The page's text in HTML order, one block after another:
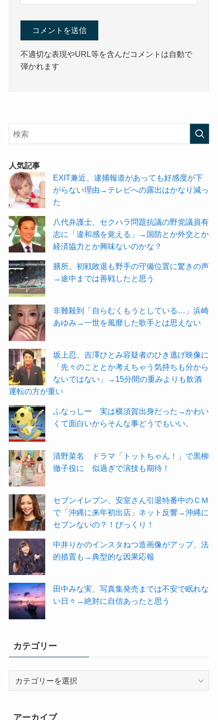
不適切な表現やURL等を含んだコメントは自動で
弾かれます
人気記事
EXIT兼近、逮捕報道があっても好感度が下
がらない理由→テレビへの露出はかなり減っ
た
八代弁護士、セクハラ問題抗議の野党議員有
志に「違和感を覚える」→国防とか外交とか
経済協力とか興味ないのかな？
膳所、初戦敗退も野手の守備位置に驚きの声
→途中までは善戦したと思う
非難殺到「自らむくもうとしている…」浜崎
あゆみ→一世を風靡した歌手とは思えない
坂上忍、吉澤ひとみ容疑者のひき逃げ映像に
「先々のこととか考えちゃう気持ちも分から
ないではない」→15分間の重みよりも飲酒
運転の方が重い
ふなっしー 実は横須賀出身だった→かわい
くて面白いからそんな事どうでもいい。
清野菜名 ドラマ「トットちゃん！」で黒柳
徹子役に 似過ぎで演技も期待！
セブンイレブン、安室さん引退特番中のＣＭ
で「沖縄に来年初出店」ネット反響→沖縄に
セブンないの？！びっくり！
中井りかのインスタねつ造画像がアップ、法
的措置も→典型的な因果応報
田中みな実、写真集発売までは不安で眠れな
い日々→絶対に自信あったと思う
カテゴリー
リ
アーカイブ